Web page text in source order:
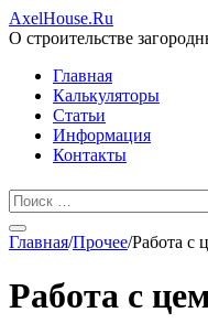
AxelHouse.Ru
О строительстве
Главная
Калькуляторы
Статьи
Информация
Контакты
Главная/Прочее/Работа с
Работа с